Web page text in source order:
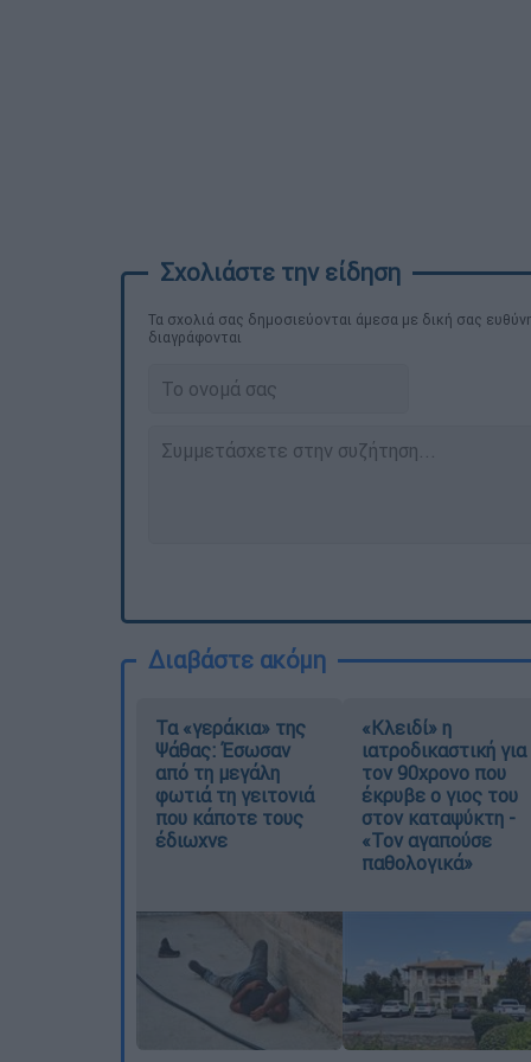
Τα σχολιά σας δημοσιεύονται άμεσα με δική σας
διαγράφονται
Διαβάστε ακόμη
Τα «γεράκια» της
Ψάθας: Έσωσαν
από τη μεγάλη
φωτιά τη γειτονιά
που κάποτε τους
έδιωχνε
«Κλειδί» η
ιατροδικαστική για
τον 90χρονο που
έκρυβε ο γιος του
στον καταψύκτη -
«Τον αγαπούσε
παθολογικά»